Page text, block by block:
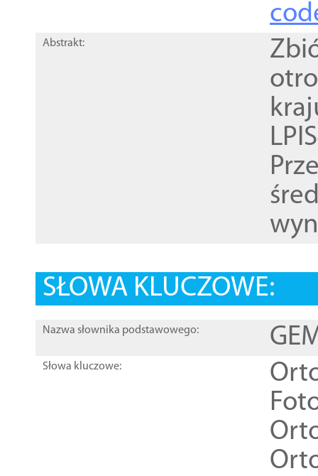
Abstrakt:
SŁOWA KLUCZOWE:
Nazwa słownika podstawowego:
Słowa kluczowe: